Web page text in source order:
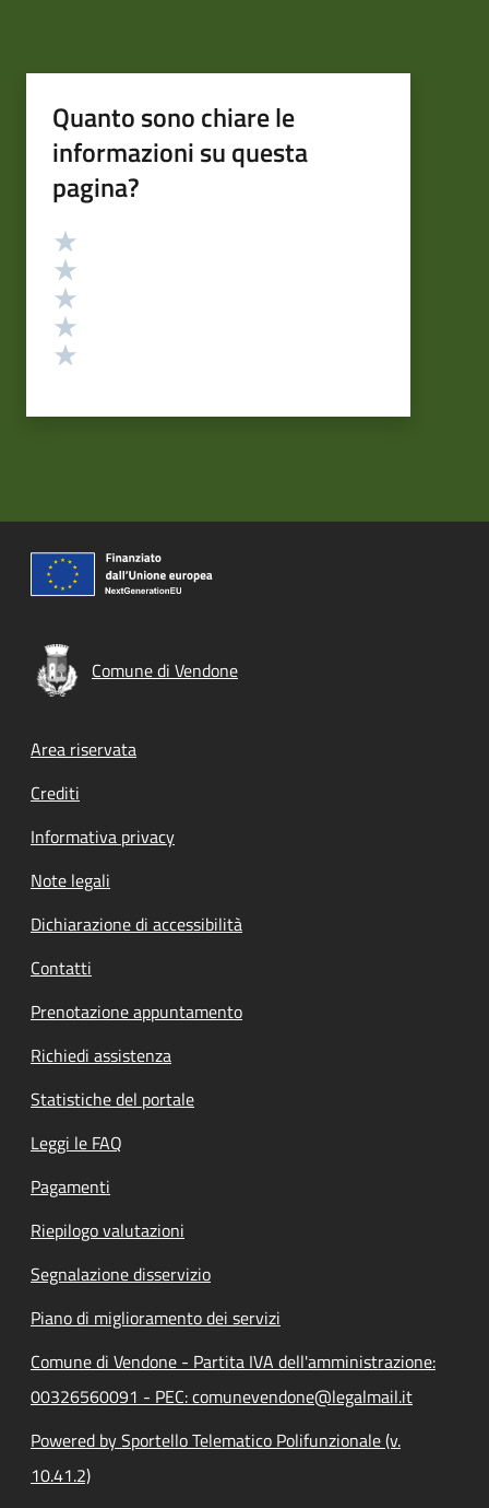
Quanto sono chiare le
informazioni su questa
pagina?
Valutazione
Comune di Vendone
Footer menu
Area riservata
Crediti
Informativa privacy
Note legali
Dichiarazione di accessibilità
Contatti
Prenotazione appuntamento
Richiedi assistenza
Statistiche del portale
Leggi le FAQ
Pagamenti
Riepilogo valutazioni
Segnalazione disservizio
Piano di miglioramento dei servizi
Comune di Vendone - Partita IVA dell'amministrazione:
00326560091 - PEC: comunevendone@legalmail.it
Powered by Sportello Telematico Polifunzionale (v.
10.41.2)